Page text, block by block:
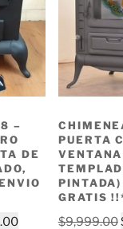
–
DE
Current
PUERTA
GRATIS
$9,999.00